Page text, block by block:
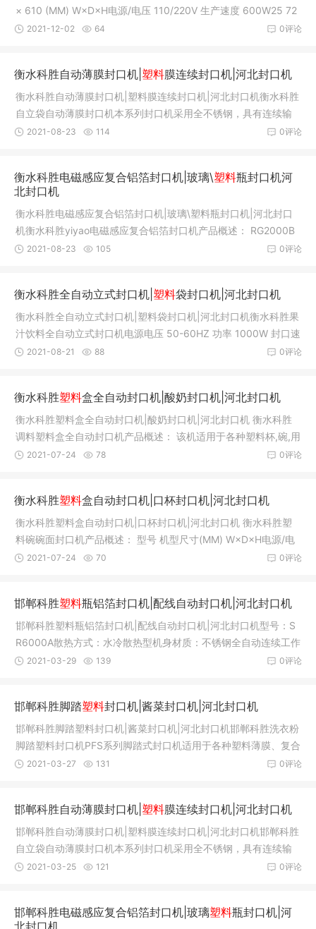
× 610 (MM) W×D×H电源/电压 110/220V 生产速度 600W25 72
0 (￠7
0评论
2021-12-02 64
衡水科胜自动薄膜封口机| 塑料膜连续封口机|河北封口机
衡水科胜自动薄膜封口机|塑料膜连续封口机|河北封口机衡水科胜
自立袋自动薄膜封口机本系列封口机采用全不锈钢，具有连续输
送、封
0评论
2021-08-23 114
衡水科胜电磁感应复合铝箔封口机|玻璃\塑料瓶封口机河
北封口机
衡水科胜电磁感应复合铝箔封口机|玻璃\塑料瓶封口机|河北封口
机衡水科胜yiyao电磁感应复合铝箔封口机产品概述： RG2000B
型电磁感
0评论
2021-08-23 105
衡水科胜全自动立式封口机| 塑料袋封口机|河北封口机
衡水科胜全自动立式封口机|塑料袋封口机|河北封口机衡水科胜果
汁饮料全自动立式封口机电源电压 50-60HZ 功率 1000W 封口速
度 0-1
0评论
2021-08-21 88
衡水科胜塑料盒全自动封口机|酸奶封口机|河北封口机
衡水科胜塑料盒全自动封口机|酸奶封口机|河北封口机 衡水科胜
调料塑料盒全自动封口机产品概述： 该机适用于各种塑料杯,碗,用
塑料
0评论
2021-07-24 78
衡水科胜塑料盒自动封口机|口杯封口机|河北封口机
衡水科胜塑料盒自动封口机|口杯封口机|河北封口机 衡水科胜塑
料碗碗面封口机产品概述： 型号 机型尺寸(MM) W×D×H电源/电
压 Kg
0评论
2021-07-24 70
邯郸科胜塑料瓶铝箔封口机|配线自动封口机|河北封口机
邯郸科胜塑料瓶铝箔封口机|配线自动封口机|河北封口机型号：S
R6000A散热方式：水冷散热型机身材质：不锈钢全自动连续工作
售后服
0评论
2021-03-29 139
邯郸科胜脚踏塑料封口机|酱菜封口机|河北封口机
邯郸科胜脚踏塑料封口机|酱菜封口机|河北封口机邯郸科胜洗衣粉
脚踏塑料封口机PFS系列脚踏式封口机适用于各种塑料薄膜、复合
薄膜
0评论
2021-03-27 131
邯郸科胜自动薄膜封口机| 塑料膜连续封口机|河北封口机
邯郸科胜自动薄膜封口机|塑料膜连续封口机|河北封口机邯郸科胜
自立袋自动薄膜封口机本系列封口机采用全不锈钢，具有连续输
送、封
0评论
2021-03-25 121
邯郸科胜电磁感应复合铝箔封口机|玻璃塑料瓶封口机|河
北封口机